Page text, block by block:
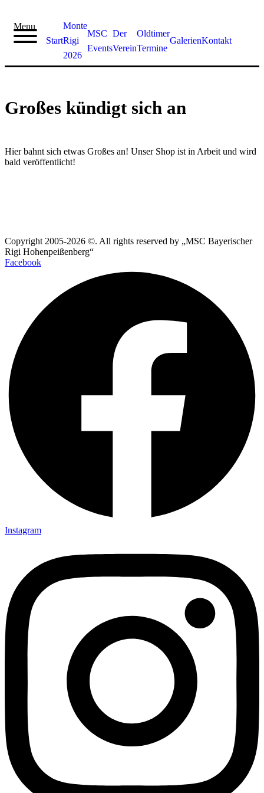
springen
Menu
Start
Monte
Rigi
2026
MSC
Events
Der
Verein
Oldtimer
Termine
GalerienKontakt
START
RIGI
EVENTS
OLDTIMER
TERMINE
Großes kündigt sich an
Hier bahnt sich etwas Großes an! Unser Shop ist in Arbeit und wird
bald veröffentlicht!
Copyright 2005-2026 ©. All rights reserved by „MSC Bayerischer
Rigi Hohenpeißenberg“
Facebook
Instagram